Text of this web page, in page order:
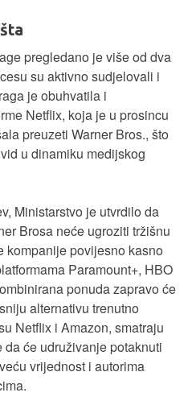
pregledano je više od dva
su aktivno sudjelovali i
je obuhvatila i
Netflix, koja je u prosincu
preuzeti Warner Bros., što
u dinamiku medijskog
Ministarstvo je utvrdilo da
Brosa neće ugroziti tržišnu
kompanije povijesno kasno
Paramount+, HBO
ponuda zapravo će
alternativu trenutno
Netflix i Amazon, smatraju
će udruživanje potaknuti
vrijednost i autorima